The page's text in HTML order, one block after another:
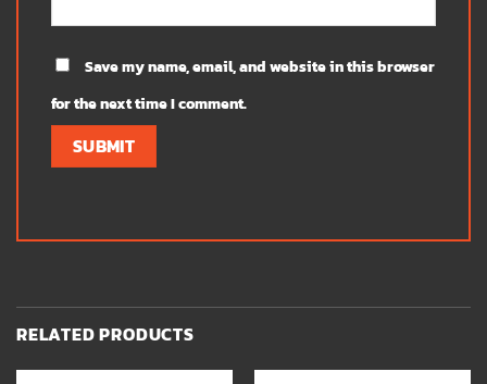
Save my name, email, and website in this browser
for the next time I comment.
RELATED PRODUCTS